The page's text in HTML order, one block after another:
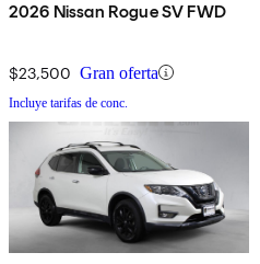
2026 Nissan Rogue SV FWD
$23,500 Gran oferta
Incluye tarifas de conc.